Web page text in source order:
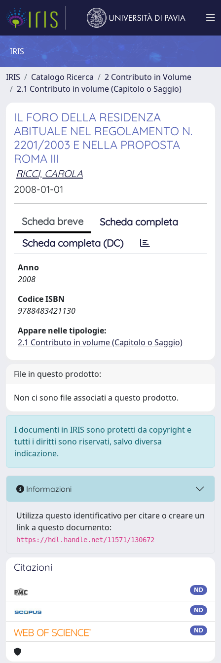
IRIS
IRIS Catalogo Ricerca
2 Contributo in Volume
2.1 Contributo in volume (Capitolo o Saggio)
IL FORO DELLA RESIDENZA
ABITUALE NEL REGOLAMENTO N.
2201/2003 E NELLA PROPOSTA
ROMA III
RICCI, CAROLA
2008-01-01
Scheda breve
Scheda completa
Scheda completa (DC)
Anno
2008
Codice ISBN
9788483421130
Appare nelle tipologie:
2.1 Contributo in volume (Capitolo o Saggio)
File in questo prodotto:
Non ci sono file associati a questo prodotto.
I documenti in IRIS sono protetti da copyright e
tutti i diritti sono riservati, salvo diversa
indicazione.
Informazioni
Utilizza questo identificativo per citare o creare un
link a questo documento:
https://hdl.handle.net/11571/130672
Citazioni
ND
ND
ND